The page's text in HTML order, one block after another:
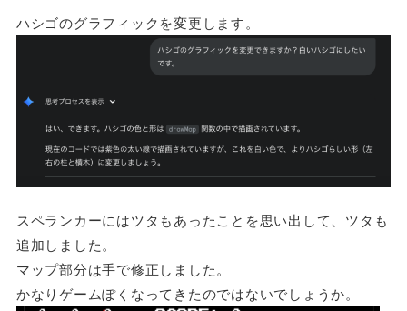
ハシゴのグラフィックを変更します。
スペランカーにはツタもあったことを思い出して、ツタも
追加しました。
マップ部分は手で修正しました。
かなりゲームぽくなってきたのではないでしょうか。